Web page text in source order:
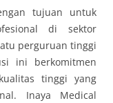
tujuan untuk
di sektor
perguruan tinggi
ini berkomitmen
tinggi yang
Inaya Medical